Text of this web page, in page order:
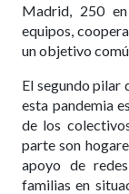
Madrid, 250
equipos,
un objetivo
El segundo pilar
esta pandemia
de los
parte son
apoyo de
familias en